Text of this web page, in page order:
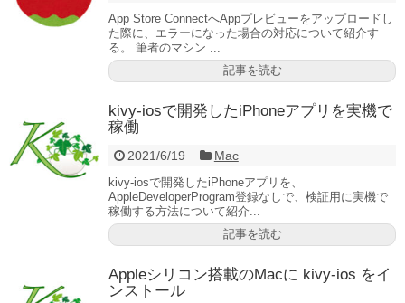
App Store ConnectへAppプレビューをアップロードし
た際に、エラーになった場合の対応について紹介す
る。 筆者のマシン ...
記事を読む
kivy-iosで開発したiPhoneアプリを実機で
稼働
2021/6/19 Mac
kivy-iosで開発したiPhoneアプリを、
AppleDeveloperProgram登録なしで、検証用に実機で
稼働する方法について紹介...
記事を読む
Appleシリコン搭載のMacに kivy-ios をイ
ンストール